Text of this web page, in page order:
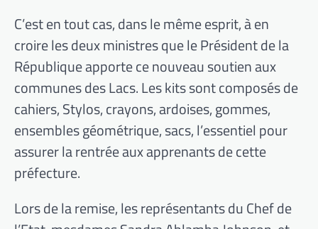
C’est en tout cas, dans le même esprit, à en
croire les deux ministres que le Président de la
République apporte ce nouveau soutien aux
communes des Lacs. Les kits sont composés de
cahiers, Stylos, crayons, ardoises, gommes,
ensembles géométrique, sacs, l’essentiel pour
assurer la rentrée aux apprenants de cette
préfecture.
Lors de la remise, les représentants du Chef de